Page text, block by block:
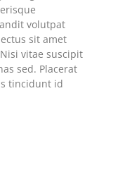
volutpat
sit amet
vitae suscipit
sed. Placerat
tincidunt id